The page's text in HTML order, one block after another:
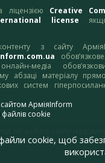
ліцензією Creative
license
з сайту
медіа
абзаці матеріалу
систем
АрміяInform
cookie
cookie, щоб